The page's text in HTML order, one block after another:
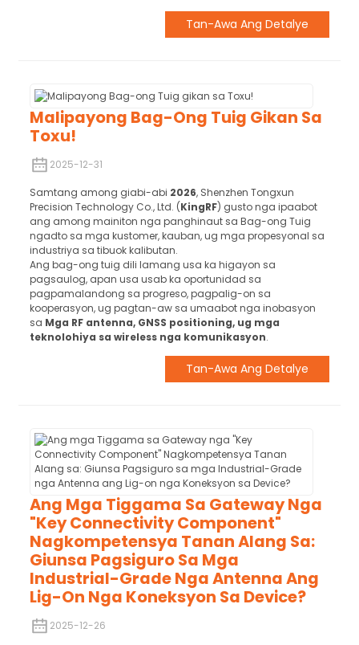
Tan-Awa Ang Detalye
Malipayong Bag-Ong Tuig Gikan Sa
Toxu!
2025-12-31
Samtang among giabi-abi 2026, Shenzhen Tongxun
Precision Technology Co., Ltd. (KingRF) gusto nga ipaabot
ang among mainiton nga panghinaut sa Bag-ong Tuig
ngadto sa mga kustomer, kauban, ug mga propesyonal sa
industriya sa tibuok kalibutan.
Ang bag-ong tuig dili lamang usa ka higayon sa
pagsaulog, apan usa usab ka oportunidad sa
pagpamalandong sa progreso, pagpalig-on sa
kooperasyon, ug pagtan-aw sa umaabot nga inobasyon
sa Mga RF antenna, GNSS positioning, ug mga
teknolohiya sa wireless nga komunikasyon.
Tan-Awa Ang Detalye
Ang Mga Tiggama Sa Gateway Nga
"Key Connectivity Component"
Nagkompetensya Tanan Alang Sa:
Giunsa Pagsiguro Sa Mga
Industrial-Grade Nga Antenna Ang
Lig-On Nga Koneksyon Sa Device?
2025-12-26